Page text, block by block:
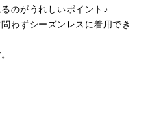
のがうれしいポイント♪
わずシーズンレスに着用でき